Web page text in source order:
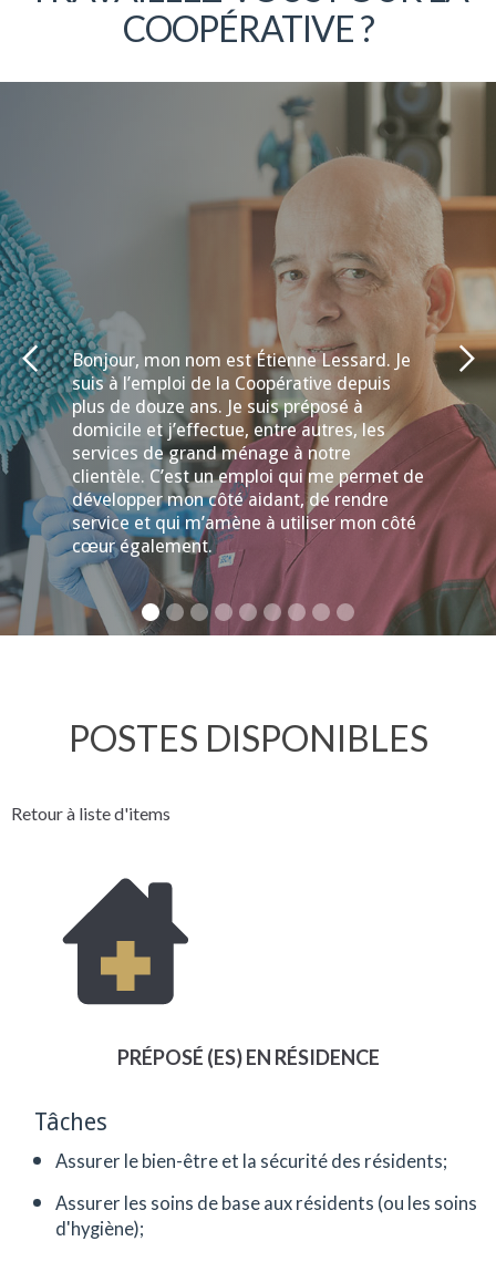
COOPÉRATIVE ?
Bonjour, mon nom est Étienne Lessard. Je
suis à l’emploi de la Coopérative depuis
plus de douze ans. Je suis préposé à
domicile et j’effectue, entre autres, les
services de grand ménage à notre
clientèle. C’est un emploi qui me permet de
développer mon côté aidant, de rendre
service et qui m’amène à utiliser mon côté
cœur également.
POSTES DISPONIBLES
Retour à liste d'items
PRÉPOSÉ (ES) EN RÉSIDENCE
Tâches
Assurer le bien-être et la sécurité des résidents;
Assurer les soins de base aux résidents (ou les soins
d'hygiène);